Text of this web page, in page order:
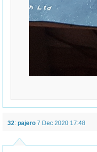
32: pajero 7 Dec 2020 17:48